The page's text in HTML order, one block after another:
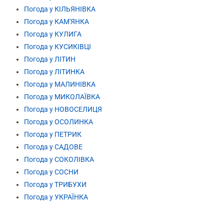
Погода у КІЛЬЯНІВКА
Погода у КАМ'ЯНКА
Погода у КУЛИГА
Погода у КУСИКІВЦІ
Погода у ЛІТИН
Погода у ЛІТИНКА
Погода у МАЛИНІВКА
Погода у МИКОЛАЇВКА
Погода у НОВОСЕЛИЦЯ
Погода у ОСОЛИНКА
Погода у ПЕТРИК
Погода у САДОВЕ
Погода у СОКОЛІВКА
Погода у СОСНИ
Погода у ТРИБУХИ
Погода у УКРАЇНКА